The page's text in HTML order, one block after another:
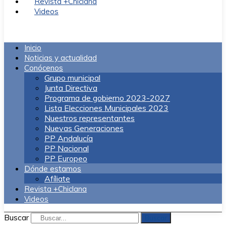
Videos
Inicio
Noticias y actualidad
Conócenos
Grupo municipal
Junta Directiva
Programa de gobierno 2023-2027
Lista Elecciones Municipales 2023
Nuestros representantes
Nuevas Generaciones
PP Andalucía
PP Nacional
PP Europeo
Dónde estamos
Afíliate
Revista +Chiclana
Videos
Buscar